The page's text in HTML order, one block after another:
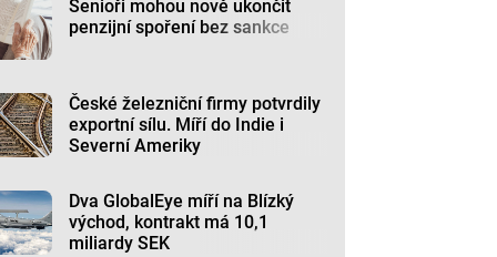
Senioři mohou nově ukončit
penzijní spoření bez sankce
České železniční firmy potvrdily
exportní sílu. Míří do Indie i
Severní Ameriky
Dva GlobalEye míří na Blízký
východ, kontrakt má 10,1
miliardy SEK